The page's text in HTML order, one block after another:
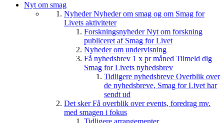
Nyt om smag
NyhederNyheder om smag og om Smag for
Livets aktiviteter
ForskningsnyhederNyt om forskning
publiceret af Smag for Livet
Nyheder om undervisning
Få nyhedsbrev 1 x pr måned Tilmeld dig
Smag for Livets nyhedsbrev
Tidligere nyhedsbreve Overblik over
de nyhedsbreve, Smag for Livet har
sendt ud
Det skerFå overblik over events, foredrag mv.
med smagen i fokus
Tidligere arrangementer